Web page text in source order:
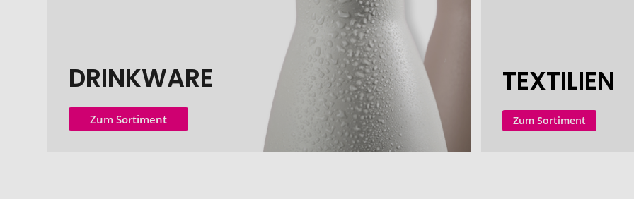
DRINKWARE
Zum Sortiment
TEXTILIEN
Zum Sortiment